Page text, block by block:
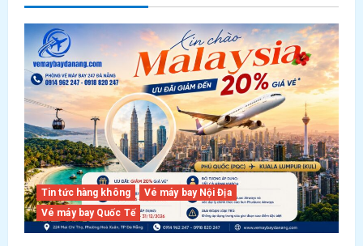
AIRLINES
Tin tức hàng không
Vé máy bay Nội Địa
Vé máy bay Quốc Tế